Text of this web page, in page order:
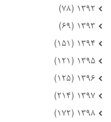
۱۳۹۲ (۷۸)
۱۳۹۳ (۶۹)
۱۳۹۴ (۱۵۱)
۱۳۹۵ (۱۲۱)
۱۳۹۶ (۱۲۵)
۱۳۹۷ (۲۱۴)
۱۳۹۸ (۱۷۲)